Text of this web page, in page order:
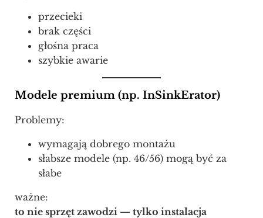
przecieki
brak części
głośna praca
szybkie awarie
Modele premium (np. InSinkErator)
Problemy:
wymagają dobrego montażu
słabsze modele (np. 46/56) mogą być za
słabe
ważne:
to nie sprzęt zawodzi — tylko instalacja